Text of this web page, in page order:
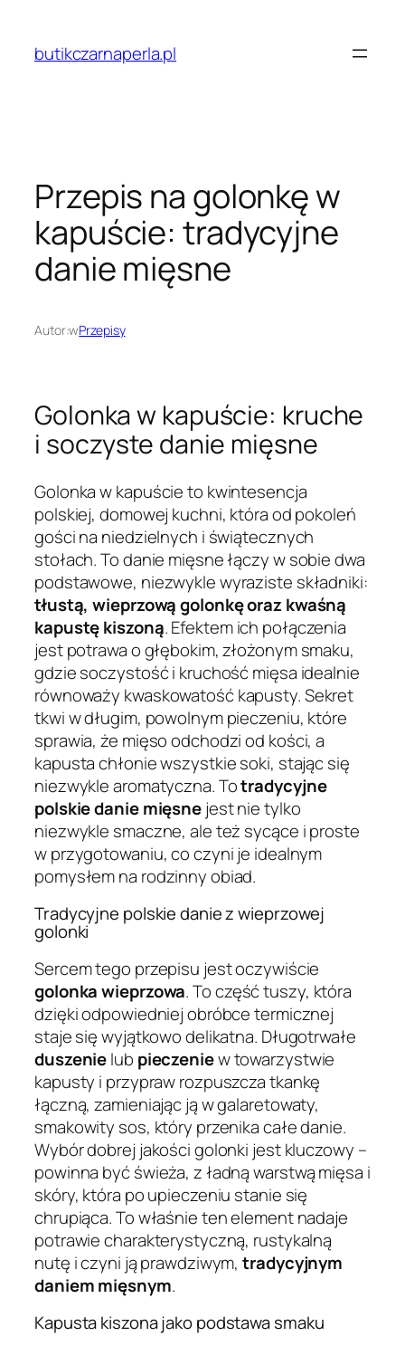
treścibutikczarnaperla.pl
Przepis na golonkę w
kapuście: tradycyjne
danie mięsne
Autor:wPrzepisy
Golonka w kapuście: kruche
i soczyste danie mięsne
Golonka w kapuście to kwintesencja
polskiej, domowej kuchni, która od pokoleń
gości na niedzielnych i świątecznych
stołach. To danie mięsne łączy w sobie dwa
podstawowe, niezwykle wyraziste składniki:
tłustą, wieprzową golonkę oraz kwaśną
kapustę kiszoną. Efektem ich połączenia
jest potrawa o głębokim, złożonym smaku,
gdzie soczystość i kruchość mięsa idealnie
równoważy kwaskowatość kapusty. Sekret
tkwi w długim, powolnym pieczeniu, które
sprawia, że mięso odchodzi od kości, a
kapusta chłonie wszystkie soki, stając się
niezwykle aromatyczna. Totradycyjne
polskie danie mięsnejest nie tylko
niezwykle smaczne, ale też sycące i proste
w przygotowaniu, co czyni je idealnym
pomysłem na rodzinny obiad.
Tradycyjne polskie danie z wieprzowej
golonki
Sercem tego przepisu jest oczywiście
golonka wieprzowa. To część tuszy, która
dzięki odpowiedniej obróbce termicznej
staje się wyjątkowo delikatna. Długotrwałe
duszenielub pieczeniew towarzystwie
kapusty i przypraw rozpuszcza tkankę
łączną, zamieniając ją w galaretowaty,
smakowity sos, który przenika całe danie.
Wybór dobrej jakości golonki jest kluczowy –
powinna być świeża, z ładną warstwą mięsa i
skóry, która po upieczeniu stanie się
chrupiąca. To właśnie ten element nadaje
potrawie charakterystyczną, rustykalną
nutę i czyni ją prawdziwym,tradycyjnym
daniem mięsnym.
Kapusta kiszona jako podstawa smaku